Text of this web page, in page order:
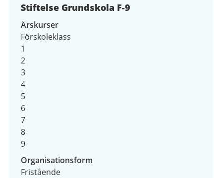
Stiftelse Grundskola F-9
Årskurser
Förskoleklass
1
2
3
4
5
6
7
8
9
Organisationsform
Fristående